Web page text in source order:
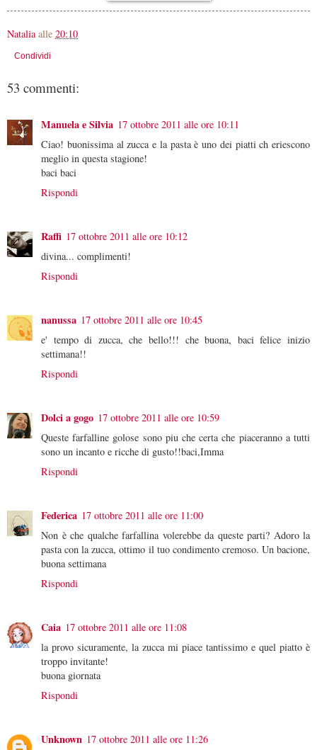
Natalia alle 20:10
Condividi
53 commenti:
Manuela e Silvia 17 ottobre 2011 alle ore 10:11
Ciao! buonissima al zucca e la pasta è uno dei piatti ch eriescono
meglio in questa stagione!
baci baci
Rispondi
Raffi 17 ottobre 2011 alle ore 10:12
divina... complimenti!
Rispondi
nanussa 17 ottobre 2011 alle ore 10:45
e' tempo di zucca, che bello!!! che buona, baci felice inizio
settimana!!
Rispondi
Dolci a gogo 17 ottobre 2011 alle ore 10:59
Queste farfalline golose sono piu che certa che piaceranno a tutti
sono un incanto e ricche di gusto!!baci,Imma
Rispondi
Federica 17 ottobre 2011 alle ore 11:00
Non è che qualche farfallina volerebbe da queste parti? Adoro la
pasta con la zucca, ottimo il tuo condimento cremoso. Un bacione,
buona settimana
Rispondi
Caia 17 ottobre 2011 alle ore 11:08
la provo sicuramente, la zucca mi piace tantissimo e quel piatto è
troppo invitante!
buona giornata
Rispondi
Unknown 17 ottobre 2011 alle ore 11:26